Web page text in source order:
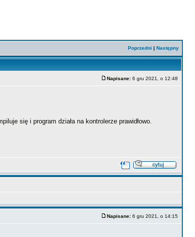
Poprzedni | Następny
Napisane: 6 gru 2021, o 12:48
się i program działa na kontrolerze prawidłowo.
Napisane: 6 gru 2021, o 14:15